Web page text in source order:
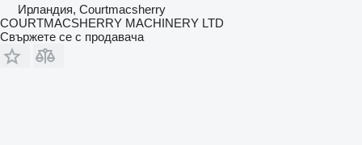
Ирландия, Courtmacsherry
COURTMACSHERRY MACHINERY LTD
Свържете се с продавача